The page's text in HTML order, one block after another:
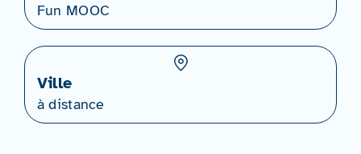
Fun MOOC
Ville
à distance